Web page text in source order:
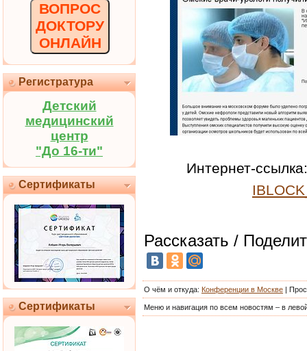
ВОПРОС
ДОКТОРУ
ОНЛАЙН
Регистратура
Детский
медицинский
центр
"До 16-ти"
Сертификаты
Сертификаты
Интернет-
Рассказать /
О чём и откуда: Конференции в Москве |
Меню и навигация по всем новостям – в